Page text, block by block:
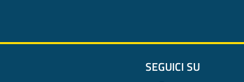
SEGUICI SU